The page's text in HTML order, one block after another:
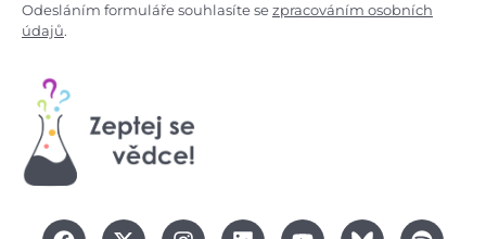
Odesláním formuláře souhlasíte sezpracováním osobních
údajů.